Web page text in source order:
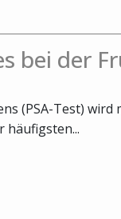
bei der
(PSA-Test) wird
häufigsten...